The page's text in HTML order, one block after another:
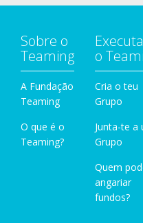
Sobre o
Teaming
A Fundação
Teaming
O que é o
Teaming?
o
Cria o teu
Grupo
Junta-te a
Grupo
Quem
angariar
fundos?